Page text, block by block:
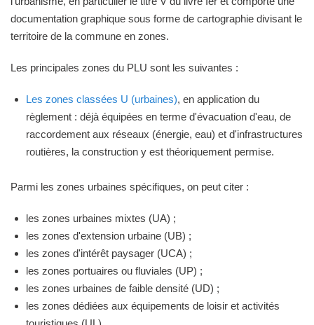
documentation graphique sous forme de cartographie divisant le
territoire de la commune en zones.
Les principales zones du PLU sont les suivantes :
Les zones classées U (urbaines), en application du
règlement : déjà équipées en terme d'évacuation d'eau, de
raccordement aux réseaux (énergie, eau) et d'infrastructures
routières, la construction y est théoriquement permise.
Parmi les zones urbaines spécifiques, on peut citer :
les zones urbaines mixtes (UA) ;
les zones d'extension urbaine (UB) ;
les zones d'intérêt paysager (UCA) ;
les zones portuaires ou fluviales (UP) ;
les zones urbaines de faible densité (UD) ;
les zones dédiées aux équipements de loisir et activités